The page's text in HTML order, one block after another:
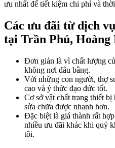
ưu nhất để tiết kiệm chi phí và
Các ưu đãi từ dịch
tại Trần Phú, Hoàng
Đơn giản là vì chất lượng
không nơi đâu bằng.
Với những con người, thợ
cao và ý thức đạo đức tốt.
Cơ sở vật chất trang thiết
sửa chữa được nhanh hơn.
Đặc biệt là giá thành rất
nhiều ưu đãi khác khi quý
tôi.